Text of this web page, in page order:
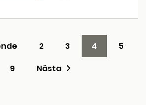
2 3 4
5
9
Nästa